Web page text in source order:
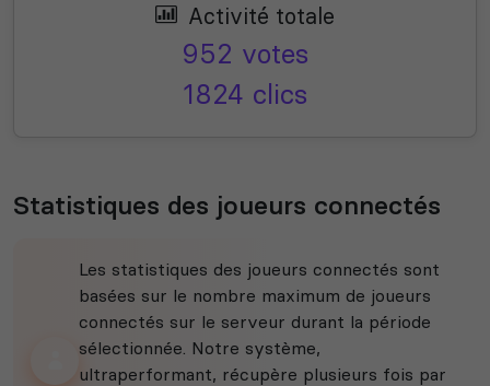
Activité totale
952 votes
1824 clics
Statistiques des joueurs connectés
Les statistiques des joueurs connectés sont
basées sur le nombre maximum de joueurs
connectés sur le serveur durant la période
sélectionnée. Notre système,
ultraperformant, récupère plusieurs fois par